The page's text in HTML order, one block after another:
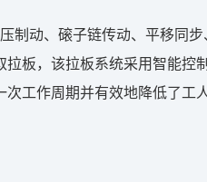
制动、磙子链传动、平移同
板，该拉板系统采用智能控
工作周期并有效地降低了工